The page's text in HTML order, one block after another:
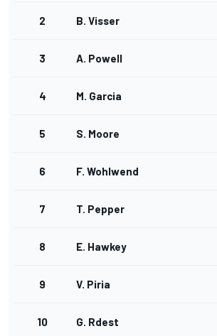
2 B. Visser
3 A. Powell
4 M. Garcia
5 S. Moore
6 F. Wohlwend
7 T. Pepper
8 E. Hawkey
9 V. Piria
10 G. Rdest